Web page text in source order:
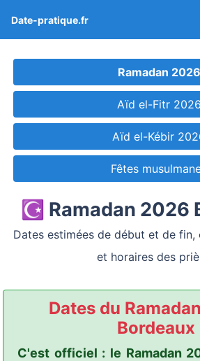
Date-pratique.fr
Ramadan 2026
Aïd el-Fitr 2026
Aïd el-Kébir
Fêtes
☪️ Ramadan 2026
Dates estimées de début et de fin,
et horaires des
Dates du
Bordeaux
C'est officiel : le Ramadan